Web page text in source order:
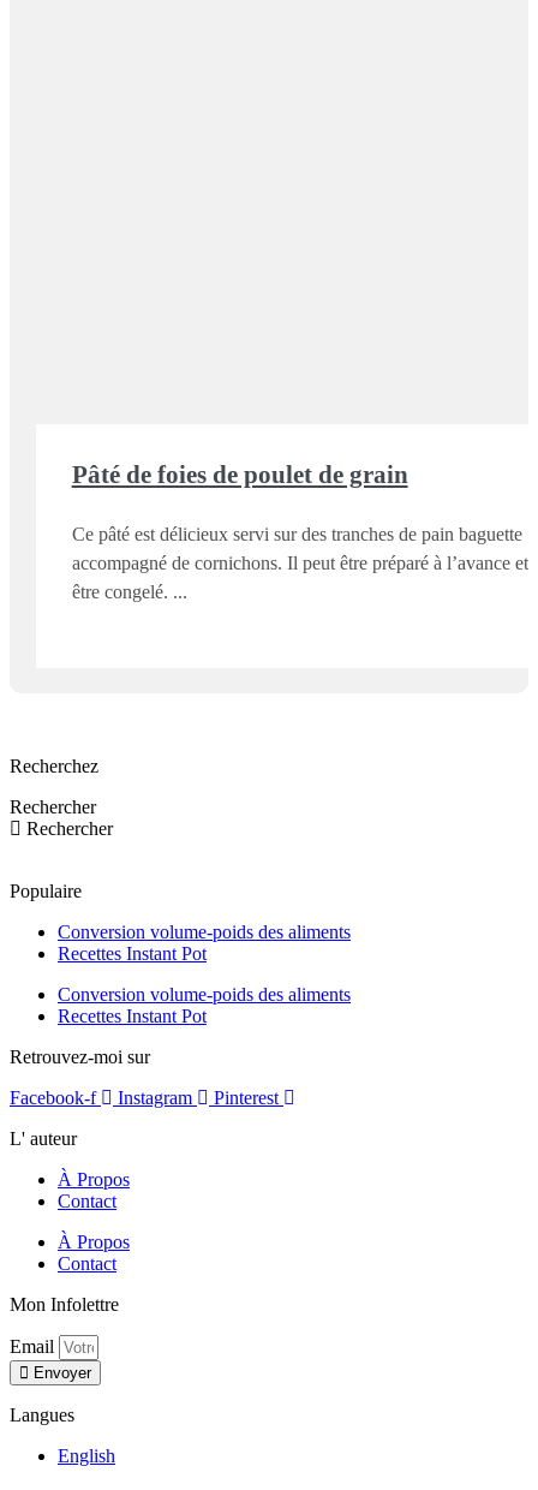
Pâté de foies de poulet de grain
Ce pâté est délicieux servi sur des tranches de pain baguette
accompagné de cornichons. Il peut être préparé à l’avance et
être congelé.
Recherchez
Rechercher
Rechercher
Populaire
Conversion volume-poids des aliments
Recettes Instant Pot
Conversion volume-poids des aliments
Recettes Instant Pot
Retrouvez-moi sur
Facebook-f
Instagram
Pinterest
L' auteur
À Propos
Contact
À Propos
Contact
Mon Infolettre
Email
Envoyer
Langues
English